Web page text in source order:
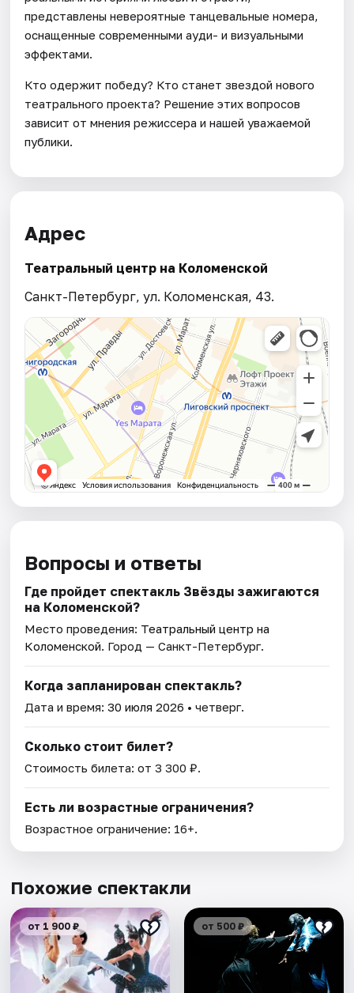
представлены невероятные танцевальные номера,
оснащенные современными ауди- и визуальными
эффектами.
Кто одержит победу? Кто станет звездой нового
театрального проекта? Решение этих вопросов
зависит от мнения режиссера и нашей уважаемой
публики.
Адрес
Театральный центр на Коломенской
Санкт-Петербург, ул. Коломенская, 43.
Вопросы и ответы
Где пройдет спектакль Звёзды зажигаются
на Коломенской?
Место проведения: Театральный центр на
Коломенской. Город — Санкт-Петербург.
Когда запланирован спектакль?
Дата и время:30 июля 2026 • четверг.
Сколько стоит билет?
Стоимость билета: от 3 300 ₽.
Есть ли возрастные ограничения?
Возрастное ограничение: 16+.
Похожие спектакли
от 1 900 ₽ от 500 ₽